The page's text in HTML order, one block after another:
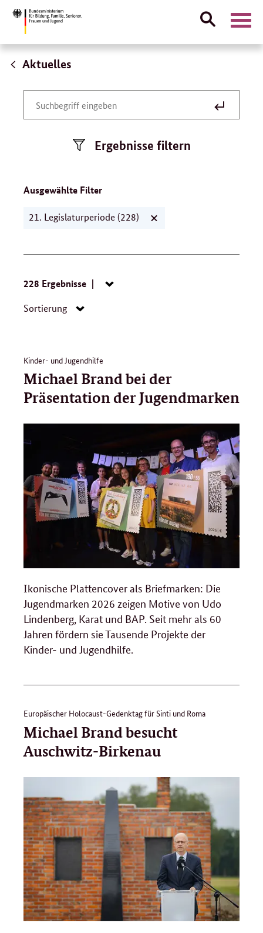
Direktlink:
Suche
Aktuelles
Alle
Meldungen
Suchbegriff
Suche
Ergebnisse filtern
Ausgewählte Filter
21. Legislaturperiode (228)
Filter
"21.
Suche:
228 Ergebnisse
Navigation
Sortierung
Navigation
Kinder- und Jugendhilfe
Michael Brand bei der
Präsentation der Jugendmarken
Ikonische Plattencover als Briefmarken: Die
Jugendmarken 2026 zeigen Motive von Udo
Lindenberg, Karat und BAP. Seit mehr als 60
Jahren fördern sie Tausende Projekte der
Kinder- und Jugendhilfe.
Europäischer Holocaust-Gedenktag für Sinti und Roma
Michael Brand besucht
Auschwitz-Birkenau